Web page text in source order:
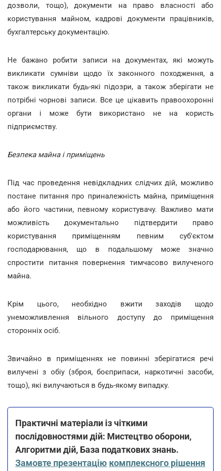
дозволи, тощо), документи на право власності або
користування майном, кадрові документи працівників,
бухгалтерську документацію.
Не бажано робити записи на документах, які можуть
викликати сумніви щодо їх законного походження, а
також викликати будь-які підозри, а також зберігати не
потрібні чорнові записи. Все це цікавить правоохоронні
органи і може бути використано не на користь
підприємству.
Безпека майна і приміщень
Під час проведення невідкладних слідчих дій, можливо
постане питання про приналежність майна, приміщення
або його частини, певному користувачу. Важливо мати
можливість документально підтвердити право
користування приміщенням певним суб'єктом
господарювання, що в подальшому може значно
спростити питання повернення тимчасово вилученого
майна.
Крім цього, необхідно вжити заходів щодо
унеможливлення вільного доступу до приміщення
сторонніх осіб.
Звичайно в приміщеннях не повинні зберігатися речі
вилучені з обіу (зброя, боєприпаси, наркотичні засоби,
тощо), які вилучаються в будь-якому випадку.
Практичні матеріали із чіткими
послідовностями дій: Мистецтво оборони,
Алгоритми дій, База податкових знань.
Замовте презентацію комплексного рішення